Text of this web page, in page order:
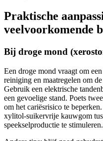
Praktische
veelvoorkomende
Bij droge mond
Een droge mond vraagt om
reiniging en maatregelen om
Gebruik een elektrische
een gevoelige stand. Poets
om het cariësrisico te
xylitol-suikervrije kauwgom
speekselproductie te stimuleren.